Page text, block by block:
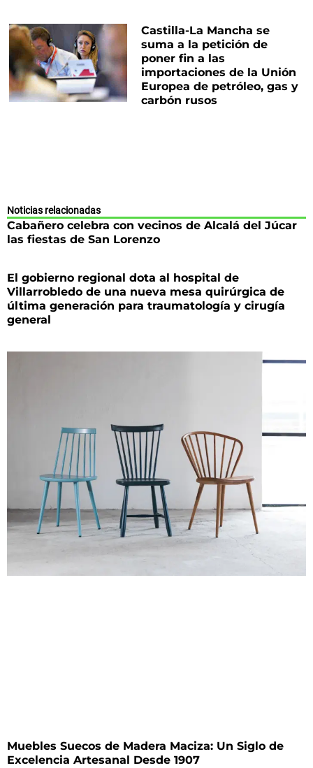
Castilla-La Mancha se
suma a la petición de
poner fin a las
importaciones de la Unión
Europea de petróleo, gas y
carbón rusos
Noticias relacionadas
Cabañero celebra con vecinos de Alcalá del Júcar
las fiestas de San Lorenzo
El gobierno regional dota al hospital de
Villarrobledo de una nueva mesa quirúrgica de
última generación para traumatología y cirugía
general
Muebles Suecos de Madera Maciza: Un Siglo de
Excelencia Artesanal Desde 1907